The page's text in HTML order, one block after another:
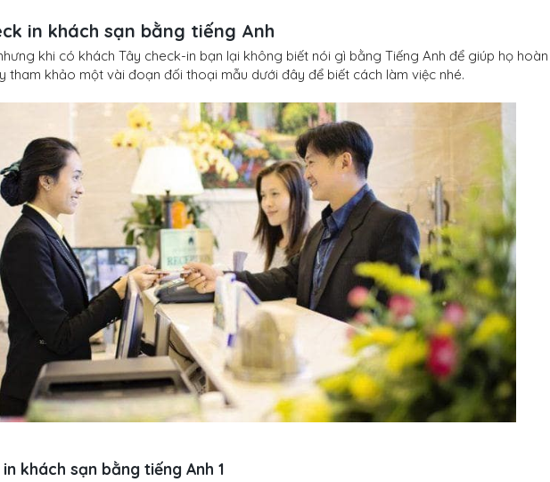
in khách sạn bằng tiếng Anh
khi có khách Tây check-in bạn lại không biết nói gì bằng Tiếng Anh để giúp họ hoàn
tham khảo một vài đoạn đối thoại mẫu dưới đây để biết cách làm việc nhé.
khách sạn bằng tiếng Anh 1